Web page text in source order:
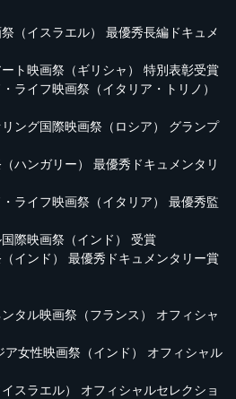
（イスラエル） 最優秀長編ドキュメ
ト映画祭（ギリシャ） 特別表彰受賞
イフ映画祭（イタリア・トリノ）
ング国際映画祭（ロシア） グランプ
ハンガリー） 最優秀ドキュメンタリ
ライフ映画祭（イタリア） 最優秀監
際映画祭（インド） 受賞
インド） 最優秀ドキュメンタリー賞
タル映画祭（フランス） オフィシャ
女性映画祭（インド） オフィシャル
スラエル） オフィシャルセレクショ